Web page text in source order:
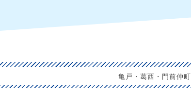
亀戸・葛西・門前仲町